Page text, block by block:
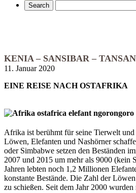
KENIA – SANSIBAR –
11. Januar 2020
EINE REISE NACH OSTAFRIKA
Afrika ist berühmt für seine Tierwelt
Löwen, Elefanten und Nashörner
oder Simbabwe setzen den Beständen
2007 und 2015 um mehr als 9000
Jahren lebten noch 1,2 Millionen
konstante Bestände. Die Zahl der
zu schießen. Seit dem Jahr 2000